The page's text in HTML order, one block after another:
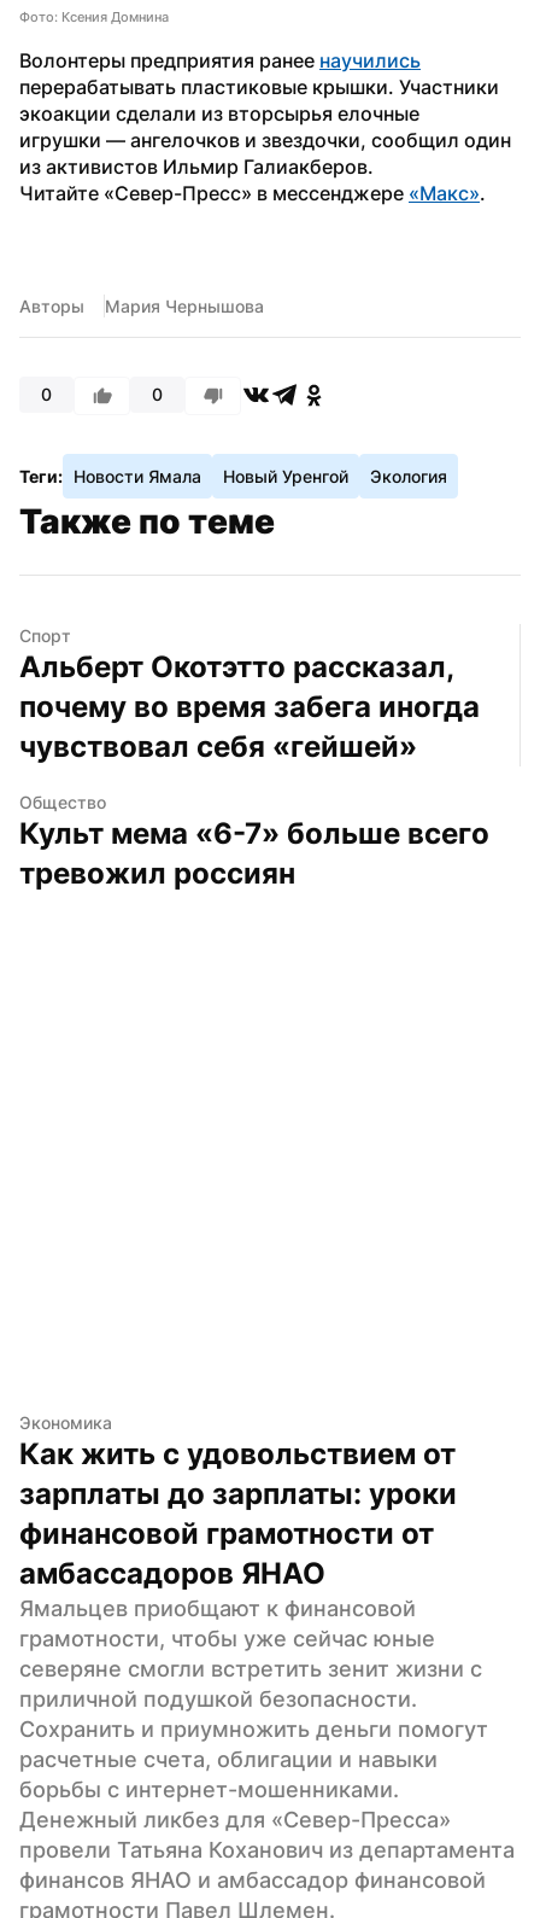
Фото: Ксения Домнина
Волонтеры предприятия ранее научились
перерабатывать пластиковые крышки. Участники
экоакции сделали из вторсырья елочные
игрушки — ангелочков и звездочки, сообщил один
из активистов Ильмир Галиакберов.
Читайте «Север-Пресс» в мессенджере «Макс».
Авторы Мария Чернышова
0 0
Теги: Новости Ямала Новый Уренгой Экология
Также по теме
Спорт
Альберт Окотэтто рассказал,
почему во время забега иногда
чувствовал себя «гейшей»
Общество
Культ мема «6-7» больше всего
тревожил россиян
Экономика
Как жить с удовольствием от
зарплаты до зарплаты: уроки
финансовой грамотности от
амбассадоров ЯНАО
Ямальцев приобщают к финансовой
грамотности, чтобы уже сейчас юные
северяне смогли встретить зенит жизни с
приличной подушкой безопасности.
Сохранить и приумножить деньги помогут
расчетные счета, облигации и навыки
борьбы с интернет-мошенниками.
Денежный ликбез для «Север-Пресса»
провели Татьяна Коханович из департамента
финансов ЯНАО и амбассадор финансовой
грамотности Павел Шлемен.